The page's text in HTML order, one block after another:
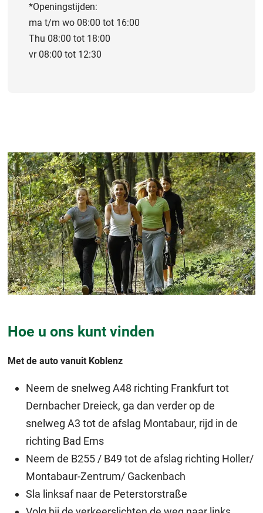
*Openingstijden:
ma t/m wo 08:00 tot 16:00
Thu 08:00 tot 18:00
vr 08:00 tot 12:30
Hoe u ons kunt vinden
Met de auto vanuit Koblenz
Neem de snelweg A48 richting Frankfurt tot
Dernbacher Dreieck, ga dan verder op de
snelweg A3 tot de afslag Montabaur, rijd in de
richting Bad Ems
Neem de B255 / B49 tot de afslag richting Holler/
Montabaur-Zentrum/ Gackenbach
Sla linksaf naar de Peterstorstraße